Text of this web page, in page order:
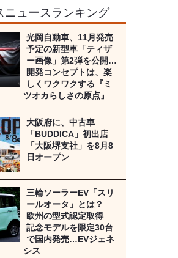
ニュースランキング
光岡自動車、11月発売
予定の新型車「ティザ
ー画像」第2弾を公開…
開発コンセプトは、楽
しくワクワクする『ミ
ツオカらしさの原点』
大阪府に、中古車
「BUDDICA」初出店
「大阪堺支社」を8月8
日オープン
三輪ソーラーEV「スリ
ールオータ」とは？
欧州の型式認定取得
記念モデルを限定30台
で国内発売…EVジェネ
シス